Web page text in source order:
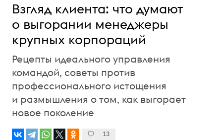
Взгляд клиента: что думают
о выгорании менеджеры
крупных корпораций
Рецепты идеального управления
командой, советы против
профессионального истощения
и размышления о том, как выгорает
новое поколение
13